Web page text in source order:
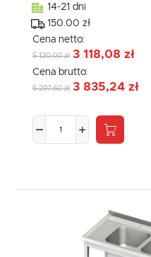
14-21 dni
150.00 zł
Cena netto:
5 120,00 zł 3 118,08 zł
Cena brutto:
6 297,60 zł 3 835,24 zł